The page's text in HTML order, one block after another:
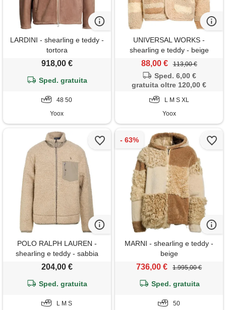
LARDINI - shearling e teddy -
tortora
918,00 €
Sped. gratuita
48 50
Yoox
UNIVERSAL WORKS -
shearling e teddy - beige
88,00 € 113,00 €
Sped. 6,00 €
gratuita oltre 120,00 €
L M S XL
Yoox
POLO RALPH LAUREN -
shearling e teddy - sabbia
204,00 €
Sped. gratuita
L M S
MARNI - shearling e teddy -
beige
736,00 € 1.995,00 €
Sped. gratuita
50